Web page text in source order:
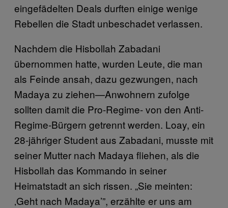
eingefädelten Deals durften einige wenige
Rebellen die Stadt unbeschadet verlassen.
Nachdem die Hisbollah Zabadani
übernommen hatte, wurden Leute, die man
als Feinde ansah, dazu gezwungen, nach
Madaya zu ziehen—Anwohnern zufolge
sollten damit die Pro-Regime- von den Anti-
Regime-Bürgern getrennt werden. Loay, ein
28-jähriger Student aus Zabadani, musste mit
seiner Mutter nach Madaya fliehen, als die
Hisbollah das Kommando in seiner
Heimatstadt an sich rissen. „Sie meinten:
‚Geht nach Madaya’”, erzählte er uns am